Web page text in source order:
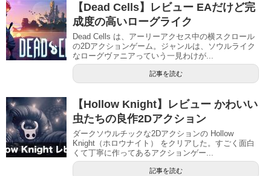
【Dead Cells】レビュー EAだけど完
成度の高いローグライク
Dead Cells は、アーリーアクセス中の横スクロール
の2Dアクションゲーム。ジャンルは、ソウルライク
なローグヴァニアっていう一見わけが...
記事を読む
【Hollow Knight】レビュー かわいい
虫たちの良作2Dアクション
ダークソウルチックな2Dアクションの Hollow
Knight（ホロウナイト） をクリアした。すごく面白
くて丁寧に作ってあるアクションゲー...
記事を読む